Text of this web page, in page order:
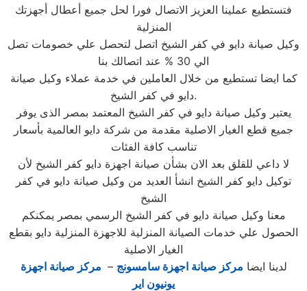
فتستطيع عملينا العزيز الاتصال فورا لحل جميع أعطال أجهزتك
المنزلية
وكيل صيانة دايو في كفر الشيخ اتصل لتحصل علي خصومات تصل
الي 30 % عند اتصالك بنا
كما ايضا تستطيع من خلال العاملين في خدمة عملاء وكيل صيانة
دايو في كفر الشيخ.
يعتبر وكيل صيانة دايو في كفر الشيخ المعتمد بمصر الذى يوفر
جميع قطع الغيار الاصلية مقدمة من شركة دايو العالمية بأسعار
تناسب كافة الفئات
لا داعي للقلق بعد الان بشأن صيانة اجهزة دايو كفر الشيخ لأن
توكيل دايو كفر الشيخ انشأ العديد من وكيل صيانة دايو في كفر
الشيخ
معنا وكيل صيانة دايو في كفر الشيخ الرسمي بمصر يمكنكم
الحصول علي خدمات الصيانة المنزلية للاجهزة المنزلية دايو بقطع
الغيار الاصلية
لدينا ايضا مركز صيانة اجهزة سامسونج – مركز صيانة اجهزة
يونيون اير